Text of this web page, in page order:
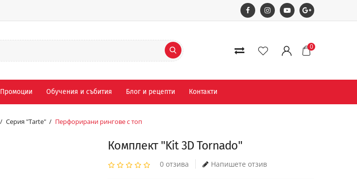
0
Промоции Обучения и събития Блог и рецепти Контакти
Серия "Tarte" Перфорирани рингове с топ
Комплект "Kit 3D Tornado"
0 отзива Напишете отзив